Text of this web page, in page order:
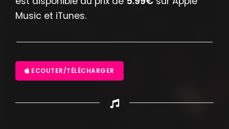
Music et iTunes.
ECOUTER/TÉLÉCHARGER